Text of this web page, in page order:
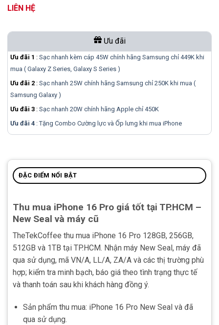
LIÊN HỆ
Ưu đãi
Ưu đãi 1 : Sạc nhanh kèm cáp 45W chính hãng Samsung chỉ 449K khi
mua ( Galaxy Z Series, Galaxy S Series )
Ưu đãi 2 : Sạc nhanh 25W chính hãng Samsung chỉ 250K khi mua (
Samsung Galaxy )
Ưu đãi 3 : Sạc nhanh 20W chính hãng Apple chỉ 450K
Ưu đãi 4 : Tặng Combo Cường lực và Ốp lưng khi mua iPhone
ĐẶC ĐIỂM NỔI BẬT
Thu mua iPhone 16 Pro giá tốt tại TP.HCM –
New Seal và máy cũ
TheTekCoffee thu mua iPhone 16 Pro 128GB, 256GB,
512GB và 1TB tại TP.HCM. Nhận máy New Seal, máy đã
qua sử dụng, mã VN/A, LL/A, ZA/A và các thị trường phù
hợp; kiểm tra minh bạch, báo giá theo tình trạng thực tế
và thanh toán sau khi khách hàng đồng ý.
Sản phẩm thu mua: iPhone 16 Pro New Seal và đã
qua sử dụng.